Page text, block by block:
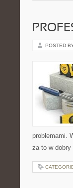
POSTED
problemami.
za to w dobry